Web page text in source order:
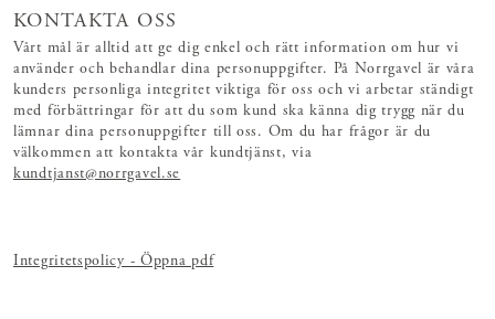
KONTAKTA OSS
Vårt mål är alltid att ge dig enkel och rätt information om hur vi
använder och behandlar dina personuppgifter. På Norrgavel är våra
kunders personliga integritet viktiga för oss och vi arbetar ständigt
med förbättringar för att du som kund ska känna dig trygg när du
lämnar dina personuppgifter till oss. Om du har frågor är du
välkommen att kontakta vår kundtjänst, via
kundtjanst@norrgavel.se
Integritetspolicy - Öppna pdf